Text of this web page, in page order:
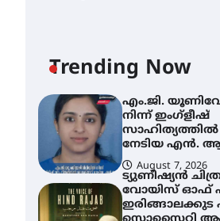
Trending Now
ശനിയാഴ്ച
എം.ജി.
നിന്ന് ഇംഗ്ളീഷ്
സാഹിത്യത്തിൽ
നേടിയ എൻ.
August 7, 2026
ട്യുണീഷ്യൻ
വോയിസ് ഓഫ്
ഇരിങ്ങാലക്കുട